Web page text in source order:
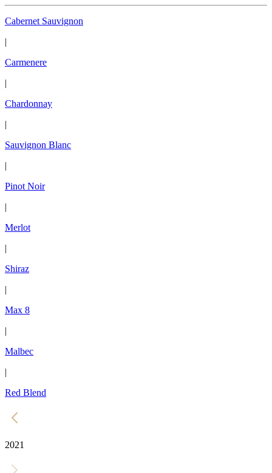
Cabernet Sauvignon
|
Carmenere
|
Chardonnay
|
Sauvignon Blanc
|
Pinot Noir
|
Merlot
|
Shiraz
|
Max 8
|
Malbec
|
Red Blend
2021